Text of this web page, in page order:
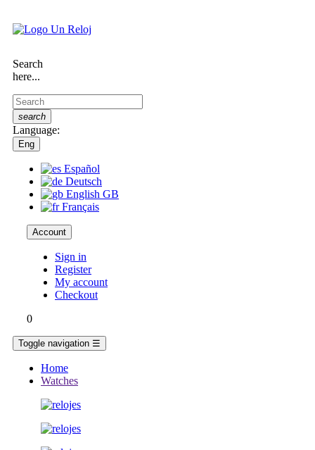
Search
here...
search
Language:
Eng
Español
Deutsch
English GB
Français
Account
Sign in
Register
My account
Checkout
0
Toggle navigation ☰
Home
Watches